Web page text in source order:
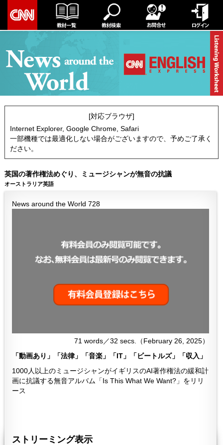
[対応ブラウザ]
Internet Explorer, Google Chrome, Safari
一部機種では最適化しない場合がございますので、予めご了承く
ださい。
英国の著作権法めぐり、ミュージシャンが無音の抗議
オーストラリア英語
News around the World 728
71 words／32 secs.（February 26, 2025）
「動画あり」「法律」「音楽」「IT」「ビートルズ」「収入」
1000人以上のミュージシャンがイギリスのAI著作権法の緩和計
画に抗議する無音アルバム「Is This What We Want?」をリリ
ース
ストリーミング表示